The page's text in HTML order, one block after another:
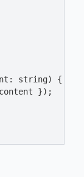
string)
{
content });